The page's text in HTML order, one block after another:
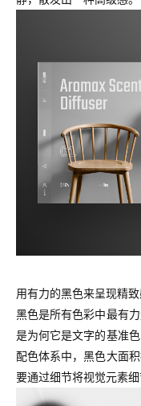
用有力的黑色来呈现精
黑色是所有色彩中最有
是为何它是文字的基准
配色体系中，黑色大面
要通过细节将视觉元素